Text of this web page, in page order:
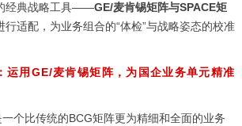
经典战略工具——GE/麦肯锡矩阵与SPACE矩
适配，为业务组合的“体检”与战略姿态的校准
运用GE/麦肯锡矩阵，为国企业务单元精准
个比传统的BCG矩阵更为精细和全面的业务